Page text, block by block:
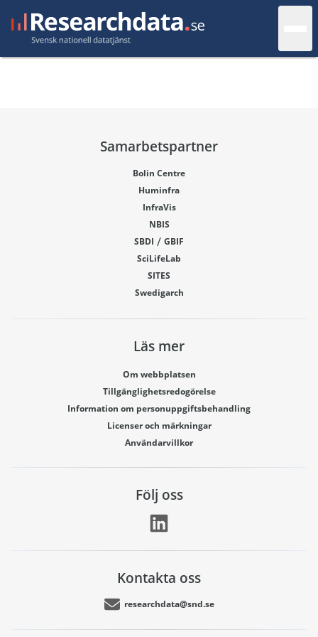
Samarbetspartner
Bolin Centre
Huminfra
InfraVis
NBIS
SBDI / GBIF
SciLifeLab
SITES
Swedigarch
Läs mer
Om webbplatsen
Tillgänglighetsredogörelse
Information om personuppgiftsbehandling
Licenser och märkningar
Användarvillkor
Följ oss
Kontakta oss
researchdata@snd.se